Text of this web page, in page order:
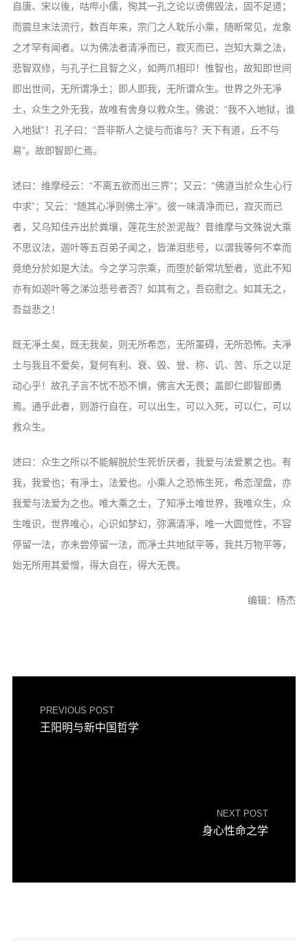
自唐、宋以後，咕哔小儒，徇其一孔之论以谤佛毁法，固不足道；
而震旦末法流行，数百年来，宗门之人耽乐小乘，随断常见，龙象
之才罕有闻者。以为佛法者清凈而已，寂灭而已，岂知大乘之法，
悲智双修，与孔子仁且智之义，如两爪相印！惟智也，故知即世间
即出世间，无所谓净土；即人即我，无所谓众生。世界之外无凈
土，众生之外无我，故唯有舍身以救众生。佛说：“我不入地狱，谁
入地狱”！孔子曰：“吾非斯人之徒与而谁与？天下有道，丘不与
易”。故即智即仁焉。
述曰：维摩经云：“不离五欲而出三界”；又云：“佛道当於众生心行
中求”；又云：“随其心凈则佛土凈”。彼一味清净而已，寂灭而已
者，又乌知佳卉出於粪壤，莲花生於淤泥哉？昔维摩与文殊说大乘
不思议法，迦叶等五百弟子闻之，皆涕泪悲号，以谓我等何不幸而
竟绝分於如是大法。今之学习宗乘，而堕於齗常坑堑者，览此不知
亦有如迦叶等之涕泣悲号者否？如其有之，吾窃慰之。如其无之，
吾益悲之！
既无凈土矣，既无我矣，则无所希恋，无所罣碍，无所恐怖。夫凈
土与我且不爱矣，复何有利、衰、毁、誉、称、讥、苦、乐之以足
动心乎！故孔子言不忧不恐不惧，佛言大无畏；盖即仁即智即勇
焉。通乎此者，则游行自在，可以出生，可以入死，可以仁，可以
救众生。
述曰：众生之所以不能解脱於生死忻厌者，我爱与法爱累之也。有
我，我爱也；有凈土，法爱也。小乘人之恐怖生死，希恋涅盘，亦
我爱与法爱为之也。唯大乘之士，了知凈土唯世界，我唯众生，众
生唯识，世界唯心，心识如梦幻，弥满清凈，唯一大圆觉性，不容
停留一法，亦未尝停留一法，而凈土共地狱平等，我共万物平等，
始无所用其爱憎，得大自在，得大无畏。
编辑：杨杰
PREVIOUS POST
王阳明与新中国哲学
NEXT POST
身心性命之学